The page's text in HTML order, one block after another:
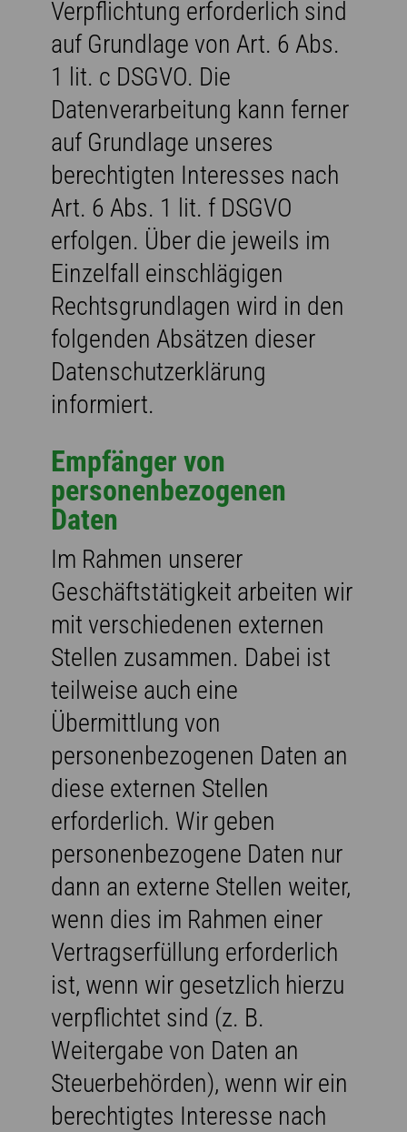
Verpflichtung erforderlich sind
auf Grundlage von Art. 6 Abs.
1 lit. c DSGVO. Die
Datenverarbeitung kann ferner
auf Grundlage unseres
berechtigten Interesses nach
Art. 6 Abs. 1 lit. f DSGVO
erfolgen. Über die jeweils im
Einzelfall einschlägigen
Rechtsgrundlagen wird in den
folgenden Absätzen dieser
Datenschutzerklärung
informiert.
Empfänger von
personenbezogenen
Daten
Im Rahmen unserer
Geschäftstätigkeit arbeiten wir
mit verschiedenen externen
Stellen zusammen. Dabei ist
teilweise auch eine
Übermittlung von
personenbezogenen Daten an
diese externen Stellen
erforderlich. Wir geben
personenbezogene Daten nur
dann an externe Stellen weiter,
wenn dies im Rahmen einer
Vertragserfüllung erforderlich
ist, wenn wir gesetzlich hierzu
verpflichtet sind (z. B.
Weitergabe von Daten an
Steuerbehörden), wenn wir ein
berechtigtes Interesse nach